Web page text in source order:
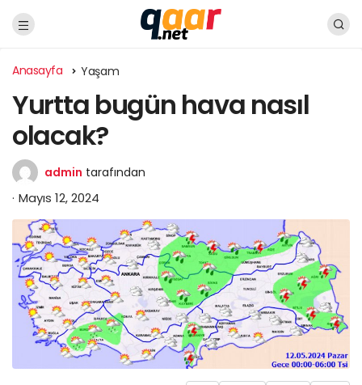
Anasayfa Yaşam
Yurtta bugün hava nasıl
olacak?
admin tarafından
Mayıs 12, 2024